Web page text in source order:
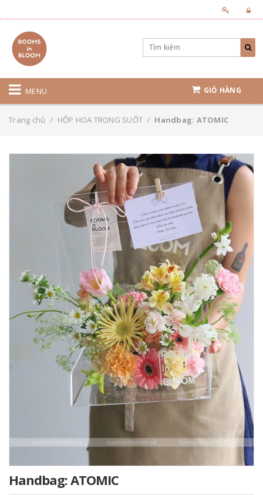
MENU GIỎ HÀNG
Trang chủ / HỘP HOA TRONG SUỐT / Handbag: ATOMIC
Handbag: ATOMIC